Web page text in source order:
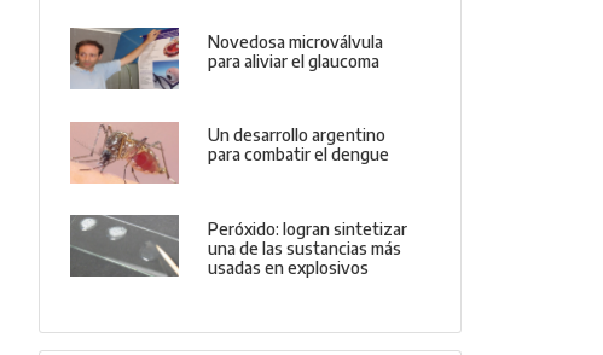
Novedosa microválvula
para aliviar el glaucoma
Un desarrollo argentino
para combatir el dengue
Peróxido: logran sintetizar
una de las sustancias más
usadas en explosivos